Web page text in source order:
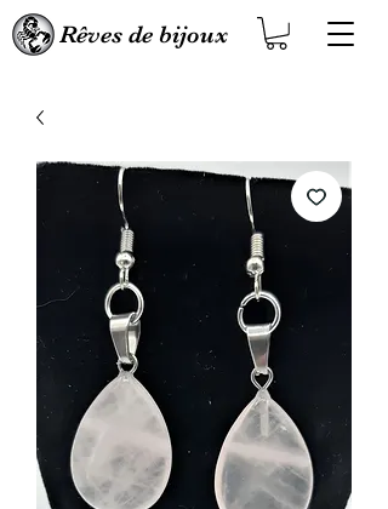
Rêves de bijoux